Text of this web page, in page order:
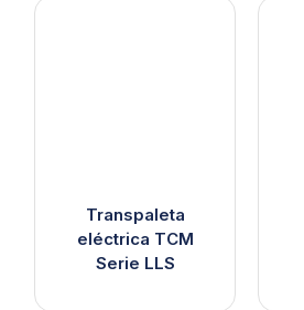
Transpaleta
eléctrica TCM
Serie LLS